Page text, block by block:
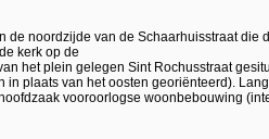
de noordzijde van de Schaarhuisstraat die
kerk op de
het plein gelegen Sint Rochusstraat
in plaats van het oosten georiënteerd).
vooroorlogse woonbebouwing